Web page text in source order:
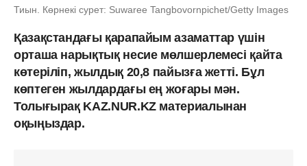
Тиын. Көрнекі сурет: Suwaree Tangbovornpichet/Getty Images
Қазақстандағы қарапайым азаматтар үшін
орташа нарықтық несие мөлшерлемесі қайта
көтеріліп, жылдық 20,8 пайызға жетті. Бұл
көптеген жылдардағы ең жоғары мән.
Толығырақ KAZ.NUR.KZ материалынан
оқыңыздар.